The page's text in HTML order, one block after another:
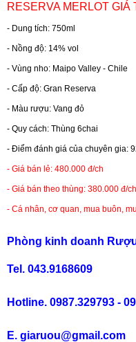
RƯỢU WHISKY
RƯỢU XO BRANDY
RƯỢU VODKA
RƯỢU COGNAC
RƯỢU VANG ĐÀ LẠT
TRỐNG RƯỢU
Vang Newzeland giá
RESERVA MERLOT GIÁ
- Dung tích: 750ml
- Nồng độ: 14% vol
- Vùng nho: Maipo Valley - Chile
- Cấp độ: Gran Reserva
- Màu rượu: Vang đỏ
- Quy cách: Thùng 6chai
- Điểm đánh giá của chuyên gia:
- Giá bán lẻ: 480.000 đ/ch
- Giá bán theo thùng: 380.000 đ/ch
- Cá nhân, cơ quan, mua buôn,
Phòng kinh doanh
Tel. 043.9168609
Hotline. 0987.329793 -
E. giaruou@gmail.com